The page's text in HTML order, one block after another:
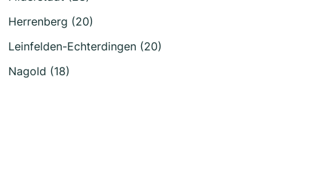
Herrenberg (20)
Leinfelden-Echterdingen (20)
Nagold (18)